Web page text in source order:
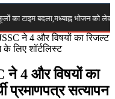
टाइम बदला,मध्याह्न भोजन को लेकर भी
ने 4 और विषयों का रिजल्ट
के लिए शॉर्टलिस्ट
ने 4 और विषयों का
प्रमाणपत्र सत्यापन